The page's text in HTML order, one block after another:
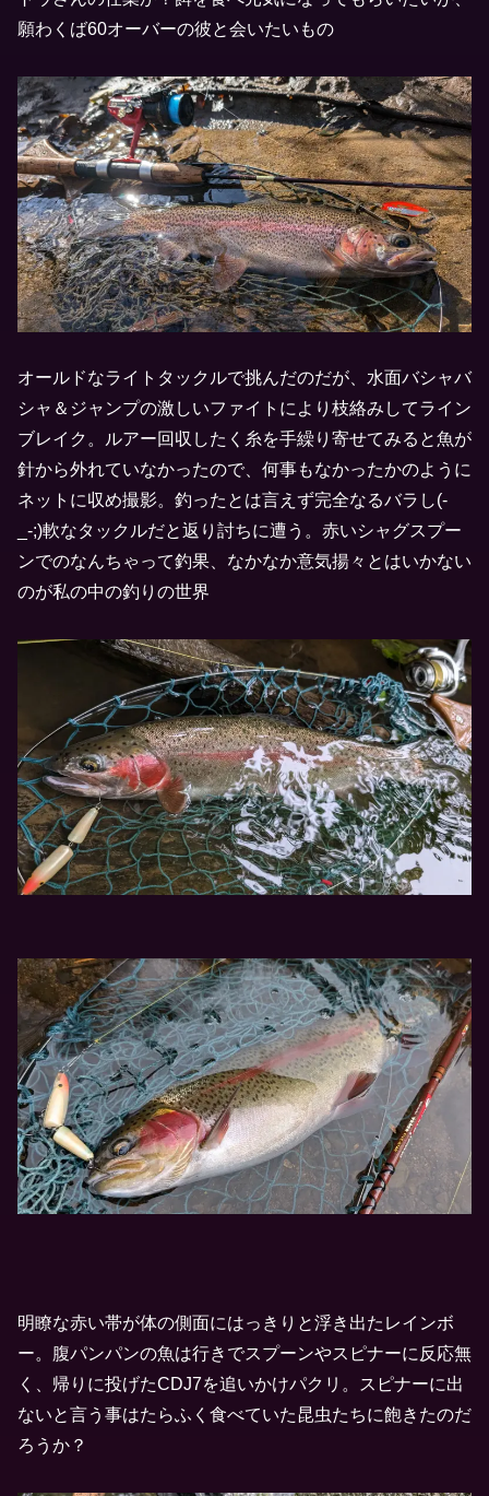
願わくば60オーバーの彼と会いたいもの
オールドなライトタックルで挑んだのだが、水面バシャバ
シャ＆ジャンプの激しいファイトにより枝絡みしてライン
ブレイク。ルアー回収したく糸を手繰り寄せてみると魚が
針から外れていなかったので、何事もなかったかのように
ネットに収め撮影。釣ったとは言えず完全なるバラし(-
_-;)軟なタックルだと返り討ちに遭う。赤いシャグスプー
ンでのなんちゃって釣果、なかなか意気揚々とはいかない
のが私の中の釣りの世界
明瞭な赤い帯が体の側面にはっきりと浮き出たレインボ
ー。腹パンパンの魚は行きでスプーンやスピナーに反応無
く、帰りに投げたCDJ7を追いかけパクリ。スピナーに出
ないと言う事はたらふく食べていた昆虫たちに飽きたのだ
ろうか？